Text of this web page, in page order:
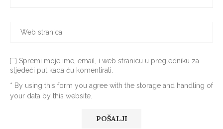
Spremi moje ime, email, i web stranicu u pregledniku za
sljedeći put kada ću komentirati.
* By using this form you agree with the storage and handling of
your data by this website.